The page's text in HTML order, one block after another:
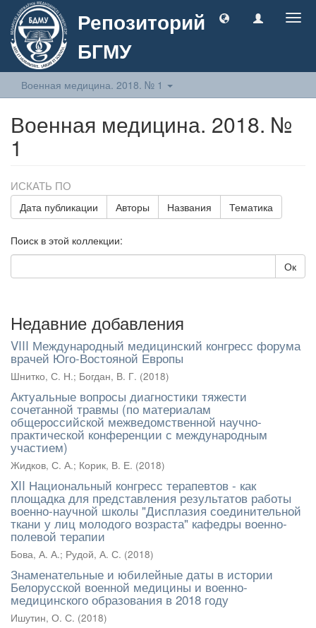
Репозиторий
БГМУ
Военная медицина. 2018. № 1
Военная медицина. 2018. №
1
ИСКАТЬ ПО
Дата публикации Авторы Названия Тематика
Поиск в этой коллекции:
Ок
Недавние добавления
VIII Международный медицинский конгресс форума
врачей Юго-Востояной Европы
Шнитко, С. Н.; Богдан, В. Г. (2018)
Актуальные вопросы диагностики тяжести
сочетанной травмы (по материалам
общероссийской межведомственной научно-
практической конференции с международным
участием)
Жидков, С. А.; Корик, В. Е. (2018)
XII Национальный конгресс терапевтов - как
площадка для представления результатов работы
военно-научной школы "Дисплазия соединительной
ткани у лиц молодого возраста" кафедры военно-
полевой терапии
Бова, А. А.; Рудой, А. С. (2018)
Знаменательные и юбилейные даты в истории
Белорусской военной медицины и военно-
медицинского образования в 2018 году
Ишутин, О. С. (2018)